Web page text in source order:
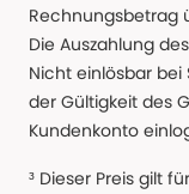
Rechnungsbetrag
Die Auszahlung
Nicht einlösbar bei
der Gültigkeit des
Kundenkonto
³ Dieser Preis gilt